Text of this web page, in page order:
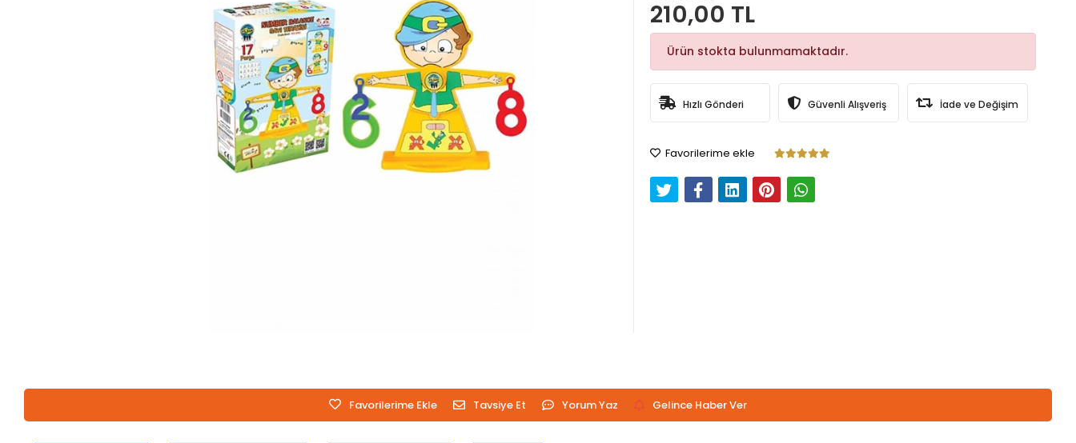
210,00 TL
Ürün stokta bulunmamaktadır.
Hızlı Gönderi Güvenli Alışveriş İade ve Değişim
Favorilerime ekle
Favorilerime Ekle Tavsiye Et Yorum Yaz Gelince Haber Ver